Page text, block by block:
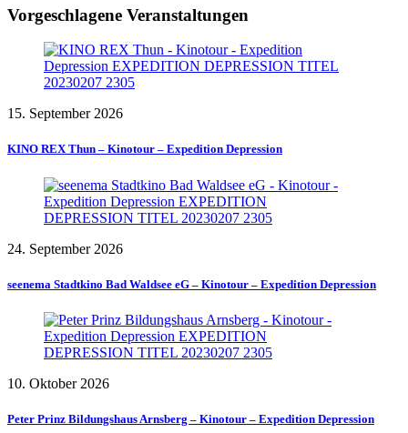
Vorgeschlagene Veranstaltungen
15. September 2026
KINO REX Thun – Kinotour – Expedition Depression
24. September 2026
seenema Stadtkino Bad Waldsee eG – Kinotour – Expedition Depression
10. Oktober 2026
Peter Prinz Bildungshaus Arnsberg – Kinotour – Expedition Depression